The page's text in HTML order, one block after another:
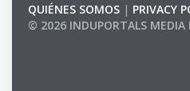
QUIÉNES SOMOS | PRIVACY
© 2026 INDUPORTALS MEDIA